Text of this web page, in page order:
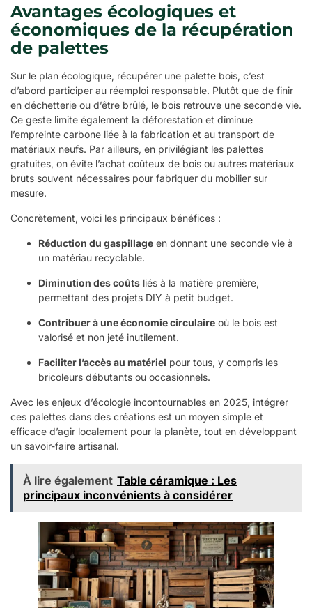
Avantages écologiques et
économiques de la récupération
de palettes
Sur le plan écologique, récupérer une palette bois, c’est
d’abord participer au réemploi responsable. Plutôt que de finir
en déchetterie ou d’être brûlé, le bois retrouve une seconde vie.
Ce geste limite également la déforestation et diminue
l’empreinte carbone liée à la fabrication et au transport de
matériaux neufs. Par ailleurs, en privilégiant les palettes
gratuites, on évite l’achat coûteux de bois ou autres matériaux
bruts souvent nécessaires pour fabriquer du mobilier sur
mesure.
Concrètement, voici les principaux bénéfices :
Réduction du gaspillage en donnant une seconde vie à
un matériau recyclable.
Diminution des coûts liés à la matière première,
permettant des projets DIY à petit budget.
Contribuer à une économie circulaire où le bois est
valorisé et non jeté inutilement.
Faciliter l’accès au matériel pour tous, y compris les
bricoleurs débutants ou occasionnels.
Avec les enjeux d’écologie incontournables en 2025, intégrer
ces palettes dans des créations est un moyen simple et
efficace d’agir localement pour la planète, tout en développant
un savoir-faire artisanal.
À lire également Table céramique : Les
principaux inconvénients à considérer